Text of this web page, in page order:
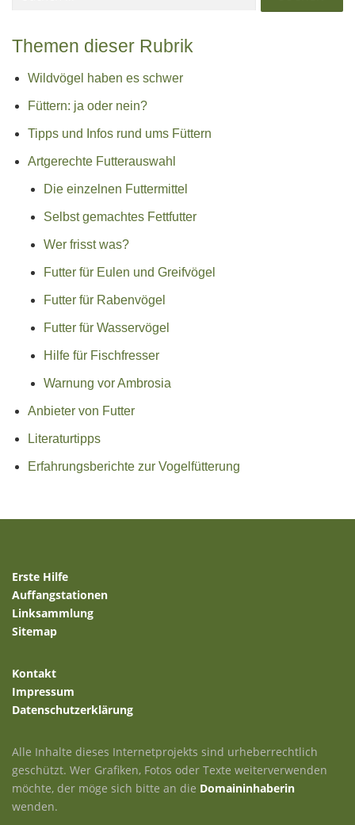
Themen dieser Rubrik
Wildvögel haben es schwer
Füttern: ja oder nein?
Tipps und Infos rund ums Füttern
Artgerechte Futterauswahl
Die einzelnen Futtermittel
Selbst gemachtes Fettfutter
Wer frisst was?
Futter für Eulen und Greifvögel
Futter für Rabenvögel
Futter für Wasservögel
Hilfe für Fischfresser
Warnung vor Ambrosia
Anbieter von Futter
Literaturtipps
Erfahrungsberichte zur Vogelfütterung
Erste Hilfe
Auffangstationen
Linksammlung
Sitemap
Kontakt
Impressum
Datenschutzerklärung
Alle Inhalte dieses Internetprojekts sind urheberrechtlich
geschützt. Wer Grafiken, Fotos oder Texte weiterverwenden
möchte, der möge sich bitte an die Domaininhaberin
wenden.